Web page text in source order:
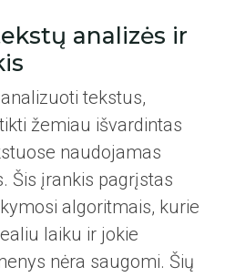
analizės ir
tekstus,
žemiau išvardintas
naudojamas
Šis įrankis pagrįstas
algoritmais, kurie
laiku ir jokie
nėra saugomi. Šių